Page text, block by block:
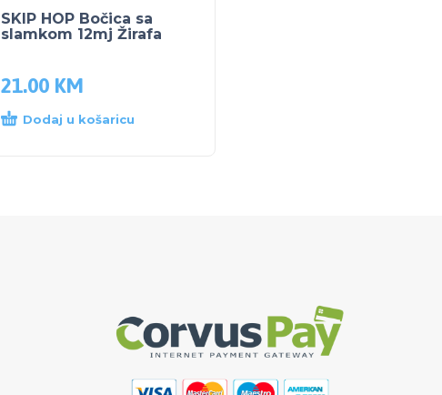
SKIP HOP Bočica sa
slamkom 12mj Žirafa
21.00 KM
Dodaj u košaricu